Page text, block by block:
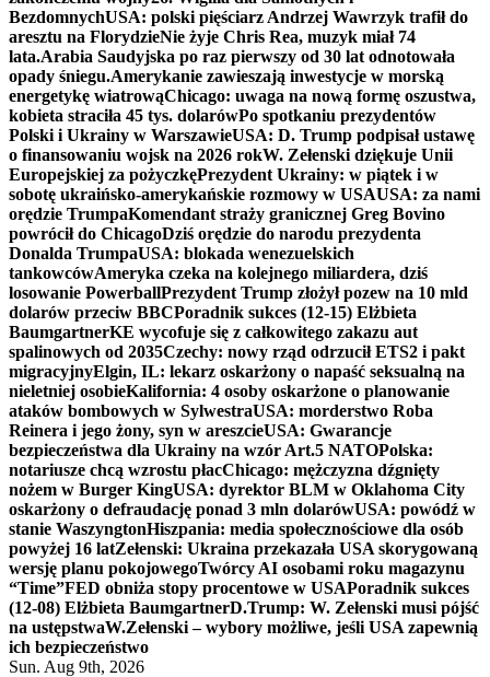
BezdomnychUSA: polski pięściarz Andrzej Wawrzyk trafił do
aresztu na FlorydzieNie żyje Chris Rea, muzyk miał 74
lata.Arabia Saudyjska po raz pierwszy od 30 lat odnotowała
opady śniegu.Amerykanie zawieszają inwestycje w morską
energetykę wiatrowąChicago: uwaga na nową formę oszustwa,
kobieta straciła 45 tys. dolarówPo spotkaniu prezydentów
Polski i Ukrainy w WarszawieUSA: D. Trump podpisał ustawę
o finansowaniu wojsk na 2026 rokW. Zełenski dziękuje Unii
Europejskiej za pożyczkęPrezydent Ukrainy: w piątek i w
sobotę ukraińsko-amerykańskie rozmowy w USAUSA: za nami
orędzie TrumpaKomendant straży granicznej Greg Bovino
powrócił do ChicagoDziś orędzie do narodu prezydenta
Donalda TrumpaUSA: blokada wenezuelskich
tankowcówAmeryka czeka na kolejnego miliardera, dziś
losowanie PowerballPrezydent Trump złożył pozew na 10 mld
dolarów przeciw BBCPoradnik sukces (12-15) Elżbieta
BaumgartnerKE wycofuje się z całkowitego zakazu aut
spalinowych od 2035Czechy: nowy rząd odrzucił ETS2 i pakt
migracyjnyElgin, IL: lekarz oskarżony o napaść seksualną na
nieletniej osobieKalifornia: 4 osoby oskarżone o planowanie
ataków bombowych w SylwestraUSA: morderstwo Roba
Reinera i jego żony, syn w areszcieUSA: Gwarancje
bezpieczeństwa dla Ukrainy na wzór Art.5 NATOPolska:
notariusze chcą wzrostu płacChicago: mężczyzna dźgnięty
nożem w Burger KingUSA: dyrektor BLM w Oklahoma City
oskarżony o defraudację ponad 3 mln dolarówUSA: powódź w
stanie WaszyngtonHiszpania: media społecznościowe dla osób
powyżej 16 latZełenski: Ukraina przekazała USA skorygowaną
wersję planu pokojowegoTwórcy AI osobami roku magazynu
“Time”FED obniża stopy procentowe w USAPoradnik sukces
(12-08) Elżbieta BaumgartnerD.Trump: W. Zełenski musi pójść
na ustępstwaW.Zełenski – wybory możliwe, jeśli USA zapewnią
ich bezpieczeństwo
Sun. Aug 9th, 2026